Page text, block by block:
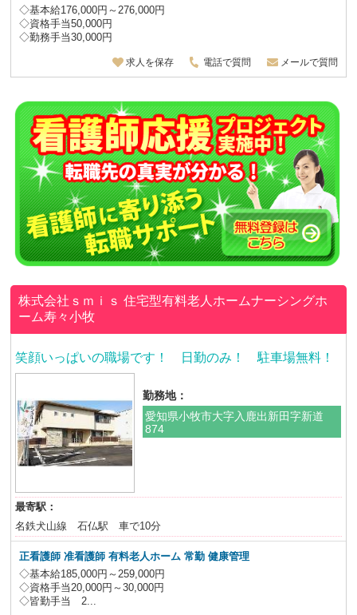
◇基本給176,000円～276,000円
◇資格手当50,000円
◇勤務手当30,000円
求人を保存 電話で質問 メールで質問
株式会社ｓｍｉｓ住宅型有料老人ホームナーシングホ
ーム寿々小牧
笑顔いっぱいの職場です！ 日勤のみ！ 駐車場無料！
勤務地：
愛知県小牧市大字入鹿出新田字新道
874
最寄駅：
名鉄犬山線 石仏駅 車で10分
正看護師 准看護師 有料老人ホーム 常勤 健康管理
◇基本給185,000円～259,000円
◇資格手当20,000円～30,000円
◇皆勤手当 2...